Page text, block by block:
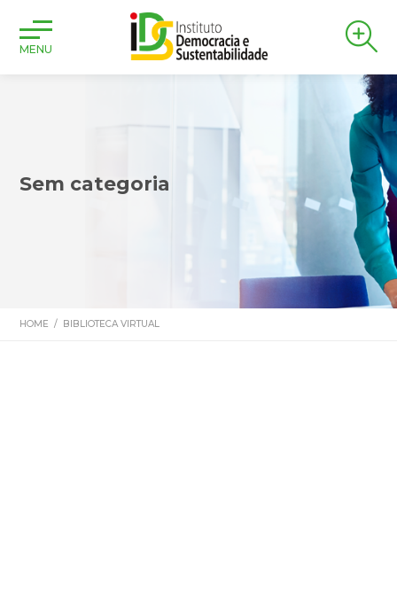
MENU
Sem categoria
HOME / BIBLIOTECA VIRTUAL